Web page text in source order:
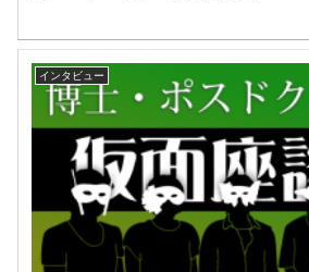
インタビュー